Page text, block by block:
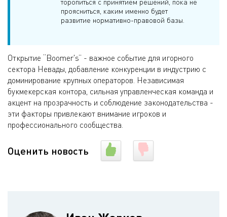
торопиться с принятием решений, пока не
проясниться, каким именно будет
развитие нормативно-правовой базы.
Открытие “Boomer's” - важное событие для игорного
сектора Невады, добавление конкуренции в индустрию с
доминирование крупных операторов. Независимая
букмекерская контора, сильная управленческая команда и
акцент на прозрачность и соблюдение законодательства -
эти факторы привлекают внимание игроков и
профессионального сообщества.
Оценить новость